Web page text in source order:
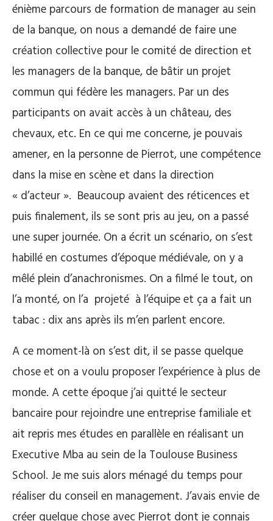
énième parcours de formation de manager au sein
de la banque, on nous a demandé de faire une
création collective pour le comité de direction et
les managers de la banque, de bâtir un projet
commun qui fédère les managers. Par un des
participants on avait accès à un château, des
chevaux, etc. En ce qui me concerne, je pouvais
amener, en la personne de Pierrot, une compétence
dans la mise en scène et dans la direction
« d’acteur ». Beaucoup avaient des réticences et
puis finalement, ils se sont pris au jeu, on a passé
une super journée. On a écrit un scénario, on s’est
habillé en costumes d’époque médiévale, on y a
mêlé plein d’anachronismes. On a filmé le tout, on
l’a monté, on l’a projeté à l’équipe et ça a fait un
tabac : dix ans après ils m’en parlent encore.
A ce moment-là on s’est dit, il se passe quelque
chose et on a voulu proposer l’expérience à plus de
monde. A cette époque j’ai quitté le secteur
bancaire pour rejoindre une entreprise familiale et
ait repris mes études en parallèle en réalisant un
Executive Mba au sein de la Toulouse Business
School. Je me suis alors ménagé du temps pour
réaliser du conseil en management. J’avais envie de